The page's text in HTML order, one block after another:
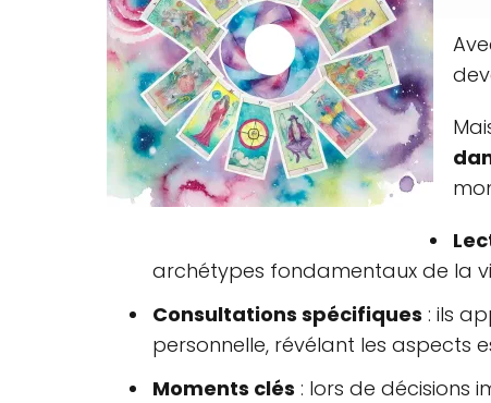
archétypes fondamentaux de la
Consultations spécifiques : ils
personnelle, révélant les aspects
Moments clés : lors de décisions